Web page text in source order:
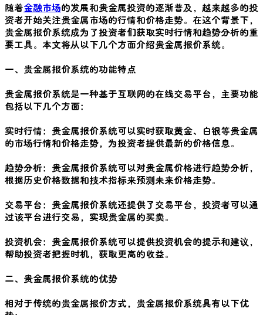
随着金融市场的发展和贵金属投资的逐渐普及，越来越多的投
资者开始关注贵金属市场的行情和价格走势。在这个背景下，
贵金属报价系统成为了投资者们获取实时行情和趋势分析的重
要工具。本文将从以下几个方面介绍贵金属报价系统。
一、贵金属报价系统的功能特点
贵金属报价系统是一种基于互联网的在线交易平台，主要功能
包括以下几个方面：
实时行情：贵金属报价系统可以实时获取黄金、白银等贵金属
的市场行情和价格走势，为投资者提供最新的价格信息。
趋势分析：贵金属报价系统可以对贵金属价格进行趋势分析，
根据历史价格数据和技术指标来预测未来价格走势。
交易平台：贵金属报价系统还提供了交易平台，投资者可以通
过该平台进行交易，实现贵金属的买卖。
投资机会：贵金属报价系统可以提供投资机会的提示和建议，
帮助投资者把握时机，获取更高的收益。
二、贵金属报价系统的优势
相对于传统的贵金属报价方式，贵金属报价系统具有以下优